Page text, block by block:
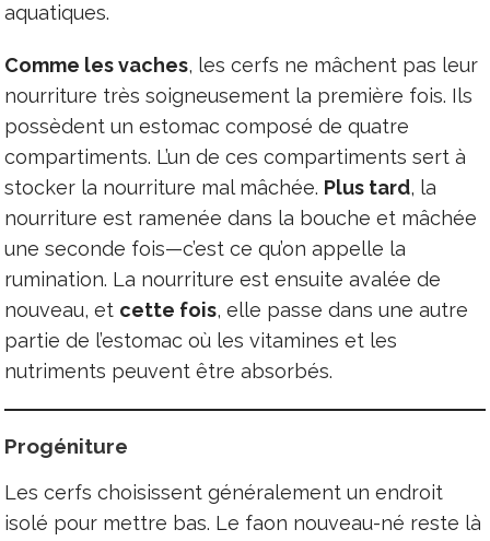
aquatiques.
Comme les vaches, les cerfs ne mâchent pas leur
nourriture très soigneusement la première fois. Ils
possèdent un estomac composé de quatre
compartiments. L’un de ces compartiments sert à
stocker la nourriture mal mâchée. Plus tard, la
nourriture est ramenée dans la bouche et mâchée
une seconde fois—c’est ce qu’on appelle la
rumination. La nourriture est ensuite avalée de
nouveau, et cette fois, elle passe dans une autre
partie de l’estomac où les vitamines et les
nutriments peuvent être absorbés.
Progéniture
Les cerfs choisissent généralement un endroit
isolé pour mettre bas. Le faon nouveau-né reste là